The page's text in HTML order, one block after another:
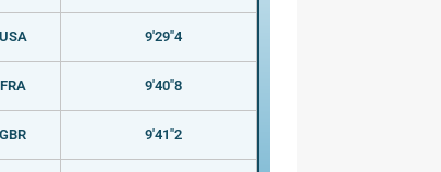
USA 9'29"4
FRA 9'40"8
GBR 9'41"2